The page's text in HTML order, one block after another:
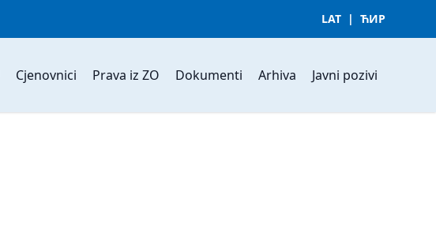
LAT | ЋИР
Cjenovnici Prava iz ZO Dokumenti Arhiva Javni pozivi